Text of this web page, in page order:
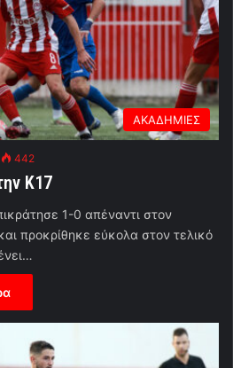
ΑΚΑΔΗΜΙΕΣ
442
Κ17
1-0 απέναντι στον
προκρίθηκε εύκολα στον τελικό